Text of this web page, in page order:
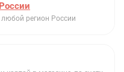
Также в модели
нагревом,
камеры до считанных
регион России